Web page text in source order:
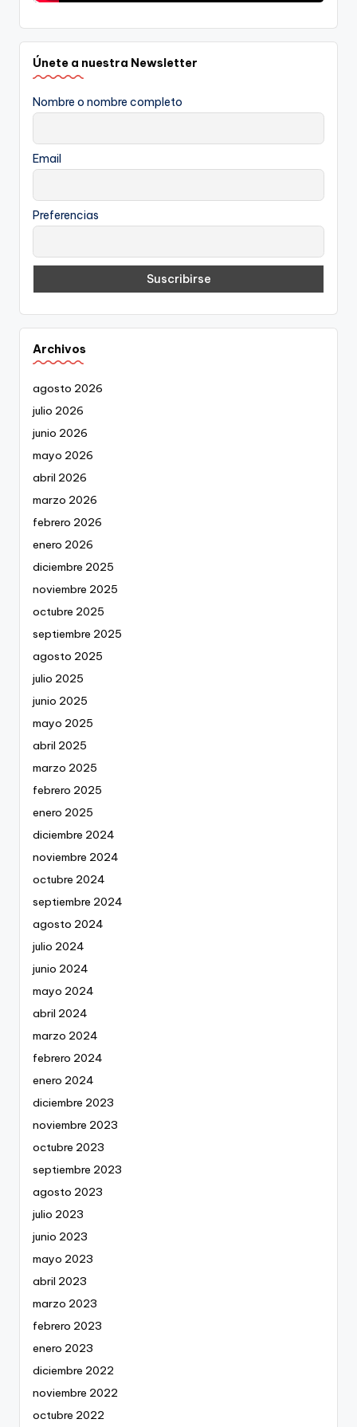
Únete a nuestra Newsletter
Nombre o nombre completo
Email
Preferencias
Archivos
agosto 2026
julio 2026
junio 2026
mayo 2026
abril 2026
marzo 2026
febrero 2026
enero 2026
diciembre 2025
noviembre 2025
octubre 2025
septiembre 2025
agosto 2025
julio 2025
junio 2025
mayo 2025
abril 2025
marzo 2025
febrero 2025
enero 2025
diciembre 2024
noviembre 2024
octubre 2024
septiembre 2024
agosto 2024
julio 2024
junio 2024
mayo 2024
abril 2024
marzo 2024
febrero 2024
enero 2024
diciembre 2023
noviembre 2023
octubre 2023
septiembre 2023
agosto 2023
julio 2023
junio 2023
mayo 2023
abril 2023
marzo 2023
febrero 2023
enero 2023
diciembre 2022
noviembre 2022
octubre 2022